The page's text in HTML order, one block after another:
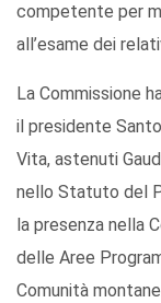
competente per
all’esame dei
La Commissione
il presidente
Vita, astenuti
nello Statuto del
la presenza nella
delle Aree
Comunità